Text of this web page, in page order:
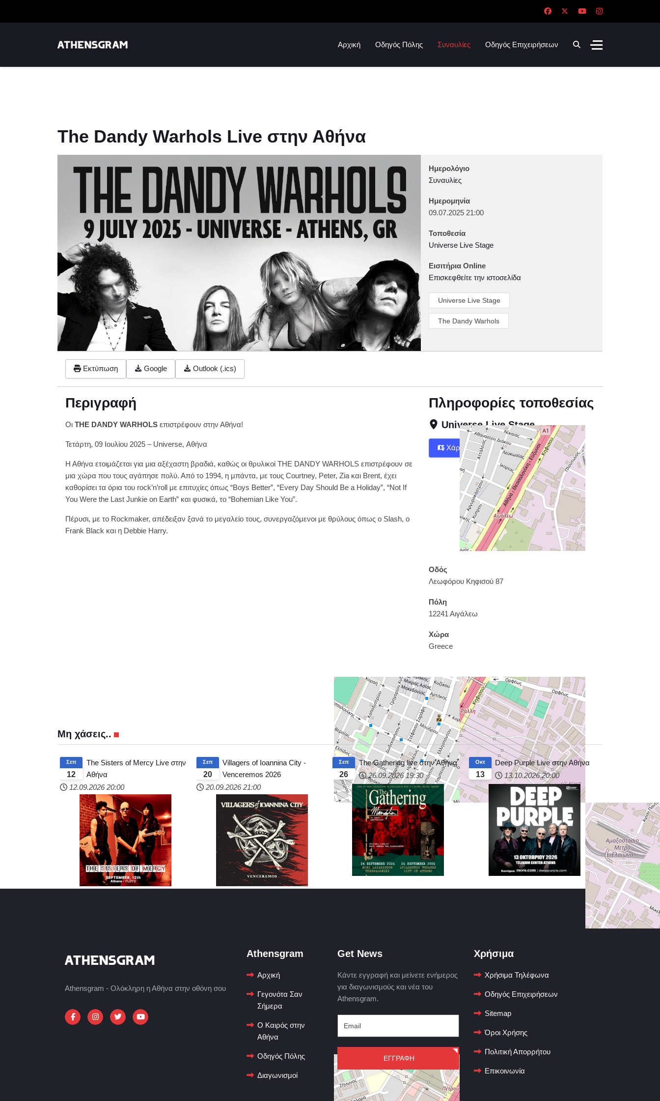
Αρχική Οδηγός Πόλης Συναυλίες Οδηγός Επιχειρήσεων
The Dandy Warhols Live στην Αθήνα
Ημερολόγιο
Συναυλίες
Ημερομηνία
09.07.2025 21:00
Τοποθεσία
Universe Live Stage
Εισιτήρια Online
Επισκεφθείτε την ιστοσελίδα
Universe Live Stage
The Dandy Warhols
Εκτύπωση Google Outlook (.ics)
Περιγραφή
Οι THE DANDY WARHOLS επιστρέφουν στην Αθήνα!
Τετάρτη, 09 Ιουλίου 2025 – Universe, Αθήνα
Η Αθήνα ετοιμάζεται για μια αξέχαστη βραδιά, καθώς οι θρυλικοί THE DANDY WARHOLS επιστρέφουν σε
μια χώρα που τους αγάπησε πολύ. Από το 1994, η μπάντα, με τους Courtney, Peter, Zia και Brent, έχει
καθορίσει τα όρια του rock’n’roll με επιτυχίες όπως “Boys Better”, “Every Day Should Be a Holiday”, “Not If
You Were the Last Junkie on Earth” και φυσικά, το “Bohemian Like You”.
Πέρυσι, με το Rockmaker, απέδειξαν ξανά το μεγαλείο τους, συνεργαζόμενοι με θρύλους όπως ο Slash, ο
Frank Black και η Debbie Harry.
Πληροφορίες τοποθεσίας
Universe Live Stage
Χάρτης Οδηγίες
Οδός
Λεωφόρου Κηφισού 87
Πόλη
12241 Αιγάλεω
Χώρα
Greece
Μη χάσεις..
12
Σεπ
The Sisters of Mercy Live στην
Αθήνα
12.09.2026 20:00
20
Σεπ
Villagers of Ioannina City -
Venceremos 2026
20.09.2026 21:00
26
Σεπ
The Gathering live στην Αθήνα
26.09.2026 19:30 13
Οκτ
Deep Purple Live στην Αθήνα
13.10.2026 20:00
Athensgram - Ολόκληρη η Αθήνα στην οθόνη σου
Athensgram
Αρχική
Γεγονότα Σαν
Σήμερα
Ο Καιρός στην
Αθήνα
Οδηγός Πόλης
Διαγωνισμοί
Get News
Κάντε εγγραφή και μείνετε ενήμερος
για διαγωνισμούς και νέα του
Athensgram.
ΕΓΓΡΑΦΗ
Χρήσιμα
Χρήσιμα Τηλέφωνα
Οδηγός Επιχειρήσεων
Sitemap
Όροι Χρήσης
Πολιτική Απορρήτου
Επικοινωνία